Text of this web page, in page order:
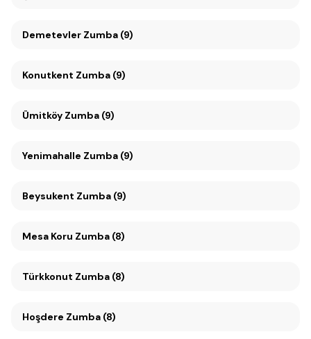
Demetevler Zumba (9)
Konutkent Zumba (9)
Ümitköy Zumba (9)
Yenimahalle Zumba (9)
Beysukent Zumba (9)
Mesa Koru Zumba (8)
Türkkonut Zumba (8)
Hoşdere Zumba (8)